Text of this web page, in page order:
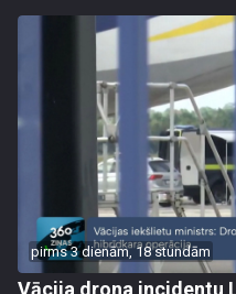
pirms 3 dienām, 18 stundām
Vācija drona incidentu